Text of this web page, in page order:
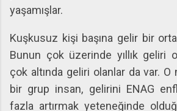
yaşamışlar.
Kuşkusuz kişi başına gelir bir
Bunun çok üzerinde yıllık geliri
çok altında geliri olanlar da var. O
bir grup insan, gelirini ENAG
fazla artırmak yeteneğinde